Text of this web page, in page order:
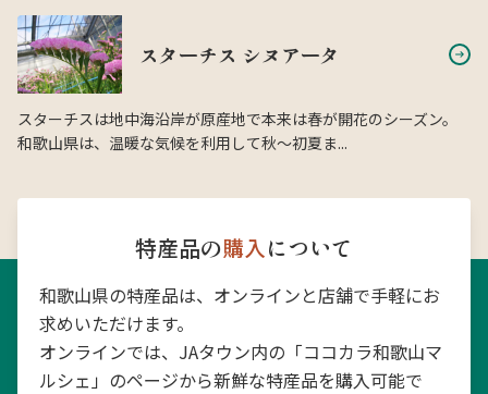
スターチス シヌアータ
スターチスは地中海沿岸が原産地で本来は春が開花のシーズン。
和歌山県は、温暖な気候を利用して秋〜初夏ま...
特産品の購入について
和歌山県の特産品は、オンラインと店舗で手軽にお
求めいただけます。
オンラインでは、JAタウン内の「ココカラ和歌山マ
ルシェ」のページから新鮮な特産品を購入可能で